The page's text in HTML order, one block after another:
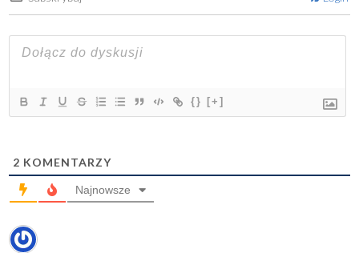
{} [+]
2 KOMENTARZY
Najnowsze